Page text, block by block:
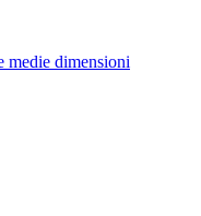
medie dimensioni